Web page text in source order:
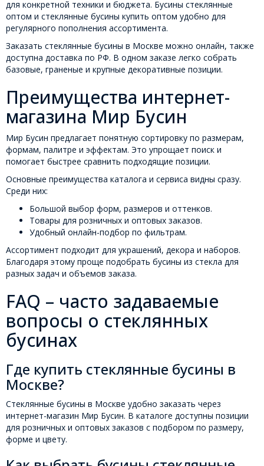
для конкретной техники и бюджета. Бусины стеклянные
оптом и стеклянные бусины купить оптом удобно для
регулярного пополнения ассортимента.
Заказать стеклянные бусины в Москве можно онлайн, также
доступна доставка по РФ. В одном заказе легко собрать
базовые, граненые и крупные декоративные позиции.
Преимущества интернет-
магазина Мир Бусин
Мир Бусин предлагает понятную сортировку по размерам,
формам, палитре и эффектам. Это упрощает поиск и
помогает быстрее сравнить подходящие позиции.
Основные преимущества каталога и сервиса видны сразу.
Среди них:
Большой выбор форм, размеров и оттенков.
Товары для розничных и оптовых заказов.
Удобный онлайн-подбор по фильтрам.
Ассортимент подходит для украшений, декора и наборов.
Благодаря этому проще подобрать бусины из стекла для
разных задач и объемов заказа.
FAQ – часто задаваемые
вопросы о стеклянных
бусинах
Где купить стеклянные бусины в
Москве?
Стеклянные бусины в Москве удобно заказать через
интернет-магазин Мир Бусин. В каталоге доступны позиции
для розничных и оптовых заказов с подбором по размеру,
форме и цвету.